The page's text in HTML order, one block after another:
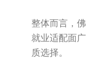
整体而言，
就业适配面
质选择。